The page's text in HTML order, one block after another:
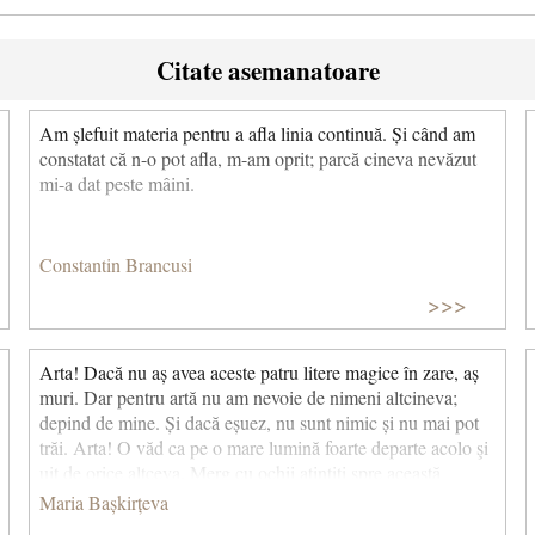
Citate asemanatoare
Am șlefuit materia pentru a afla linia continuă. Și când am
constatat că n-o pot afla, m-am oprit; parcă cineva nevăzut
mi-a dat peste mâini.
Constantin Brancusi
>>>
Arta! Dacă nu aș avea aceste patru litere magice în zare, aș
muri. Dar pentru artă nu am nevoie de nimeni altcineva;
depind de mine. Și dacă eșuez, nu sunt nimic și nu mai pot
trăi. Arta! O văd ca pe o mare lumină foarte departe acolo şi
uit de orice altceva. Merg cu ochii ațintiți spre această
lumină. Sunt cam bătrână pentru a începe, mai ales pentru o
femeie. Dar voi încerca. © CCC
Maria Bașkirțeva